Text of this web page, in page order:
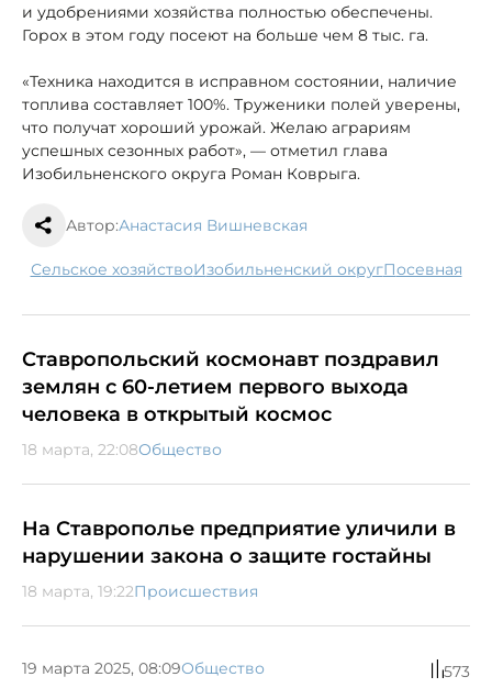
и удобрениями хозяйства полностью обеспечены.
Горох в этом году посеют на больше чем 8 тыс. га.
«Техника находится в исправном состоянии, наличие
топлива составляет 100%. Труженики полей уверены,
что получат хороший урожай. Желаю аграриям
успешных сезонных работ», — отметил глава
Изобильненского округа Роман Коврыга.
Автор:Анастасия Вишневская
сельское хозяйство Изобильненский округ посевная
Ставропольский космонавт поздравил
землян с 60-летием первого выхода
человека в открытый космос
18 марта, 22:08Общество
На Ставрополье предприятие уличили в
нарушении закона о защите гостайны
18 марта, 19:22Происшествия
19 марта 2025, 08:09Общество 573